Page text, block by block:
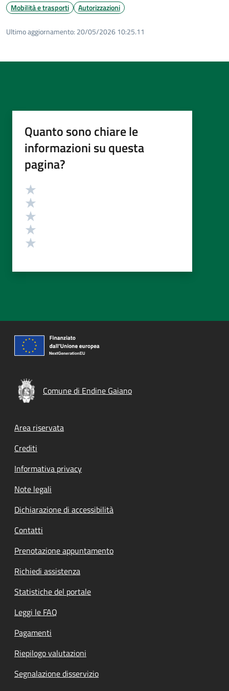
Mobilità e trasporti Autorizzazioni
Ultimo aggiornamento: 20/05/2026 10:25.11
Quanto sono chiare le
informazioni su questa
pagina?
Valutazione
Comune di Endine Gaiano
Footer menu
Area riservata
Crediti
Informativa privacy
Note legali
Dichiarazione di accessibilità
Contatti
Prenotazione appuntamento
Richiedi assistenza
Statistiche del portale
Leggi le FAQ
Pagamenti
Riepilogo valutazioni
Segnalazione disservizio